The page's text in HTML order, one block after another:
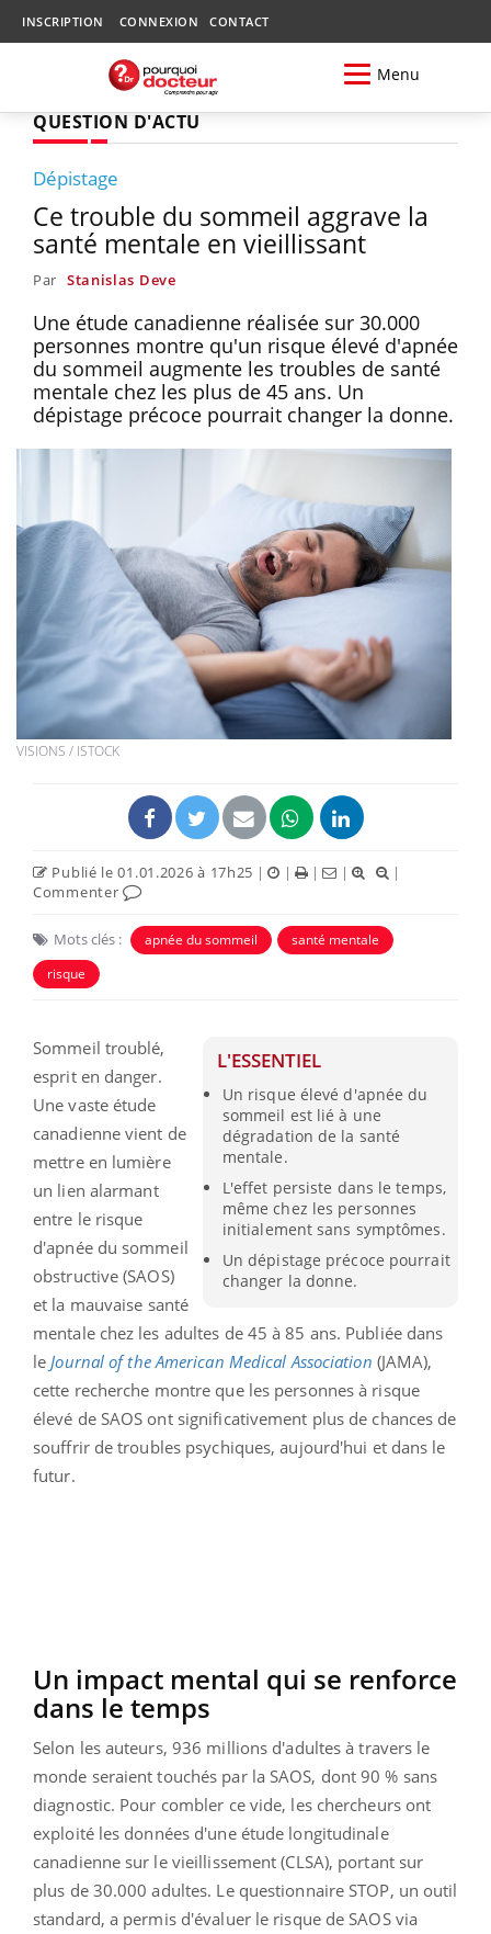
INSCRIPTION CONNEXION CONTACT
Menu
QUESTION D'ACTU
Dépistage
Ce trouble du sommeil aggrave la
santé mentale en vieillissant
Par Stanislas Deve
Une étude canadienne réalisée sur 30.000
personnes montre qu'un risque élevé d'apnée
du sommeil augmente les troubles de santé
mentale chez les plus de 45 ans. Un
dépistage précoce pourrait changer la donne.
VISIONS / ISTOCK
Publié le 01.01.2026 à 17h25 | | | |
|
Commenter
Mots clés : apnée du sommeil
santé mentale
risque
L'ESSENTIEL
Un risque élevé d'apnée du
sommeil est lié à une
dégradation de la santé
mentale.
L'effet persiste dans le temps,
même chez les personnes
initialement sans symptômes.
Un dépistage précoce pourrait
changer la donne.
Sommeil troublé,
esprit en danger.
Une vaste étude
canadienne vient de
mettre en lumière
un lien alarmant
entre le risque
d'apnée du sommeil
obstructive (SAOS)
et la mauvaise santé
mentale chez les adultes de 45 à 85 ans. Publiée dans
le Journal of the American Medical Association (JAMA),
cette recherche montre que les personnes à risque
élevé de SAOS ont significativement plus de chances de
souffrir de troubles psychiques, aujourd'hui et dans le
futur.
Un impact mental qui se renforce
dans le temps
Selon les auteurs, 936 millions d'adultes à travers le
monde seraient touchés par la SAOS, dont 90 % sans
diagnostic. Pour combler ce vide, les chercheurs ont
exploité les données d'une étude longitudinale
canadienne sur le vieillissement (CLSA), portant sur
plus de 30.000 adultes. Le questionnaire STOP, un outil
standard, a permis d'évaluer le risque de SAOS via